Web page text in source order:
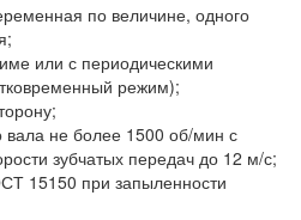
по величине, одного
или с периодическими
режим);
вала не более 1500 об/мин с
зубчатых передач до 12 м/с;
15150 при запыленности